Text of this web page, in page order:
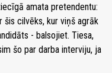
amata pretendentu:
šis cilvēks, kur viņš agrāk
- balsojiet. Tiesa,
šo par darba interviju, ja